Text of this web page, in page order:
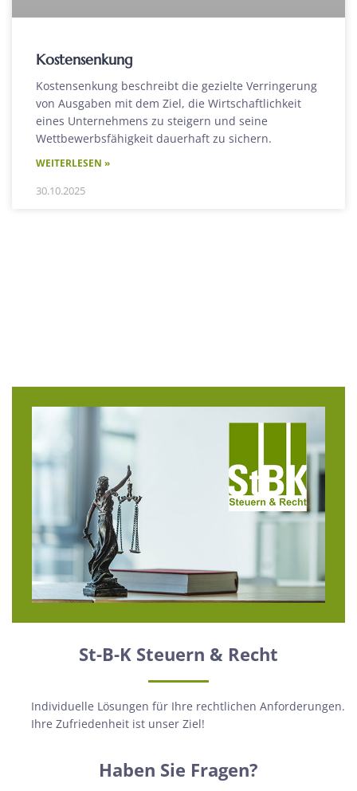
Kostensenkung
Kostensenkung beschreibt die gezielte Verringerung
von Ausgaben mit dem Ziel, die Wirtschaftlichkeit
eines Unternehmens zu steigern und seine
Wettbewerbsfähigkeit dauerhaft zu sichern.
WEITERLESEN »
30.10.2025
St-B-K Steuern & Recht
Individuelle Lösungen für Ihre rechtlichen Anforderungen.
Ihre Zufriedenheit ist unser Ziel!
Haben Sie Fragen?